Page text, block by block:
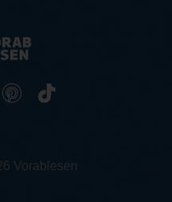
Vorablesen